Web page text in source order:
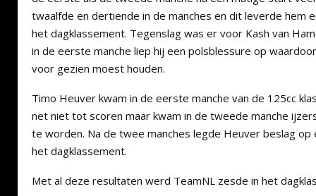
twaalfde en dertiende in de manches en dit leverde hem
het dagklassement. Tegenslag was er voor Kash van
in de eerste manche liep hij een polsblessure op
voor gezien moest houden.
Timo Heuver kwam in de eerste manche van de 125cc
net niet tot scoren maar kwam in de tweede manche
te worden. Na de twee manches legde Heuver beslag op
het dagklassement.
Met al deze resultaten werd TeamNL zesde in het